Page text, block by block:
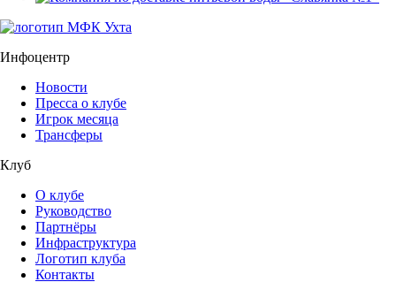
Инфоцентр
Новости
Пресса о клубе
Игрок месяца
Трансферы
Клуб
О клубе
Руководство
Партнёры
Инфраструктура
Логотип клуба
Контакты